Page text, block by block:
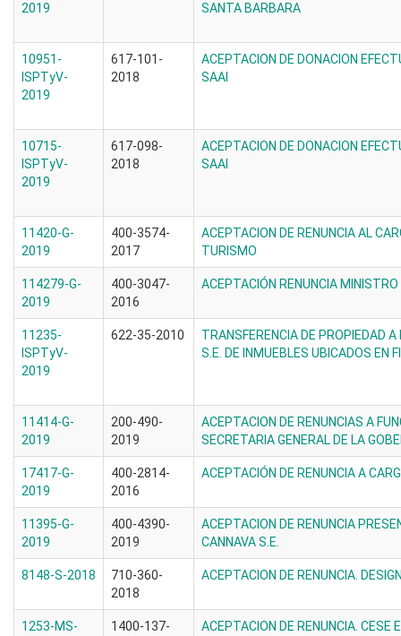
2019
SANTA BARBARA
10951-
ISPTyV-
2019
617-101-
2018
ACEPTACION DE DONACION
SAAI
10715-
ISPTyV-
2019
617-098-
2018
ACEPTACION DE DONACION
SAAI
11420-G-
2019
400-3574-
2017
ACEPTACION DE RENUNCIA AL
TURISMO
114279-G-
2019
400-3047-
2016
ACEPTACIÓN RENUNCIA MINISTRO
11235-
ISPTyV-
2019
622-35-2010
TRANSFERENCIA DE PROPIEDAD
S.E. DE INMUEBLES UBICADOS EN
11414-G-
2019
200-490-
2019
ACEPTACION DE RENUNCIAS A
SECRETARIA GENERAL DE LA
17417-G-
2019
400-2814-
2016
ACEPTACIÓN DE RENUNCIA A
11395-G-
2019
400-4390-
2019
ACEPTACION DE RENUNCIA
CANNAVA S.E.
8148-S-2018
710-360-
2018
ACEPTACION DE RENUNCIA.
1253-MS-
1400-137-
ACEPTACION DE RENUNCIA. CESE